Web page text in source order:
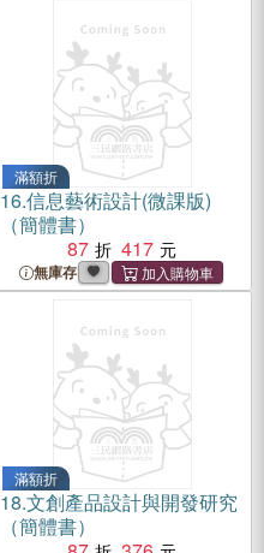
滿額折
16.信息藝術設計(微課版)
（簡體書）
87
417
無庫存
滿額折
18.文創產品設計與開發研究
（簡體書）